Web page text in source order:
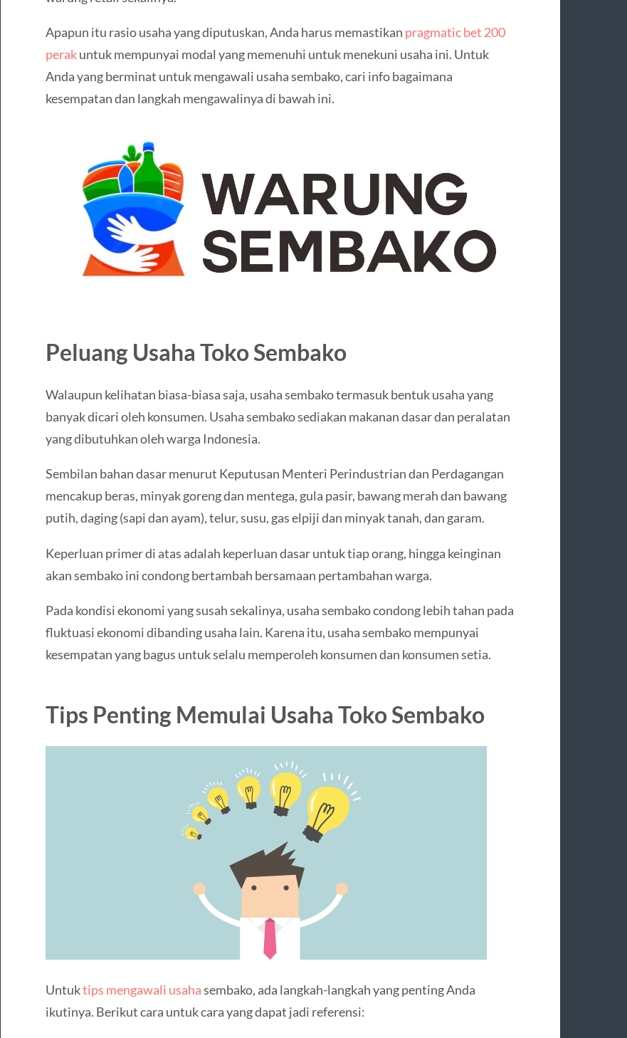
Apapun itu rasio usaha yang diputuskan, Anda harus memastikan pragmatic bet 200
perakuntuk mempunyai modal yang memenuhi untuk menekuni usaha ini. Untuk
Anda yang berminat untuk mengawali usaha sembako, cari info bagaimana
kesempatan dan langkah mengawalinya di bawah ini.
Peluang Usaha Toko Sembako
Walaupun kelihatan biasa-biasa saja, usaha sembako termasuk bentuk usaha yang
banyak dicari oleh konsumen. Usaha sembako sediakan makanan dasar dan peralatan
yang dibutuhkan oleh warga Indonesia.
Sembilan bahan dasar menurut Keputusan Menteri Perindustrian dan Perdagangan
mencakup beras, minyak goreng dan mentega, gula pasir, bawang merah dan bawang
putih, daging (sapi dan ayam), telur, susu, gas elpiji dan minyak tanah, dan garam.
Keperluan primer di atas adalah keperluan dasar untuk tiap orang, hingga keinginan
akan sembako ini condong bertambah bersamaan pertambahan warga.
Pada kondisi ekonomi yang susah sekalinya, usaha sembako condong lebih tahan pada
fluktuasi ekonomi dibanding usaha lain. Karena itu, usaha sembako mempunyai
kesempatan yang bagus untuk selalu memperoleh konsumen dan konsumen setia.
Tips Penting Memulai Usaha Toko Sembako
Untuktips mengawali usahasembako, ada langkah-langkah yang penting Anda
ikutinya. Berikut cara untuk cara yang dapat jadi referensi: